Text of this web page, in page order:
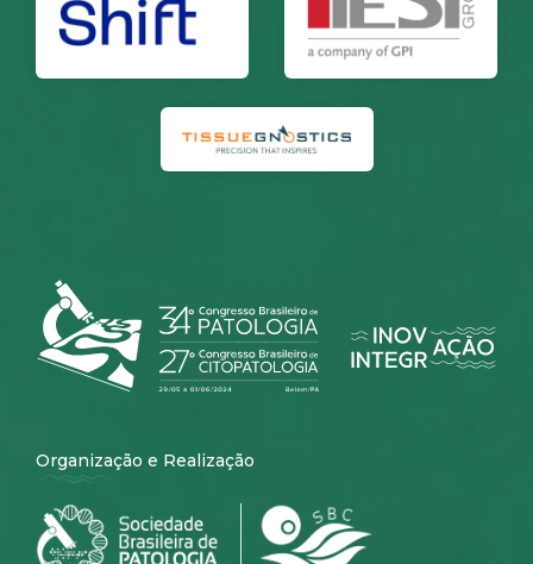
Organização e Realização